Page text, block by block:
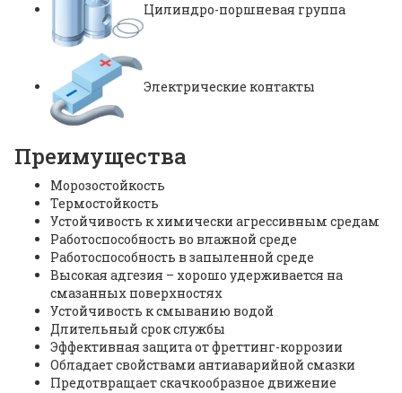
Цилиндро-поршневая группа
Электрические контакты
Преимущества
Морозостойкость
Термостойкость
Устойчивость к химически агрессивным средам
Работоспособность во влажной среде
Работоспособность в запыленной среде
Высокая адгезия – хорошо удерживается на
смазанных поверхностях
Устойчивость к смыванию водой
Длительный срок службы
Эффективная защита от фреттинг-коррозии
Обладает свойствами антиаварийной смазки
Предотвращает скачкообразное движение